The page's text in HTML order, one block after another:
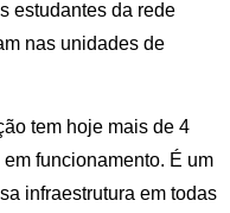
estudantes da rede
nas unidades de
tem hoje mais de 4
funcionamento. É um
infraestrutura em todas